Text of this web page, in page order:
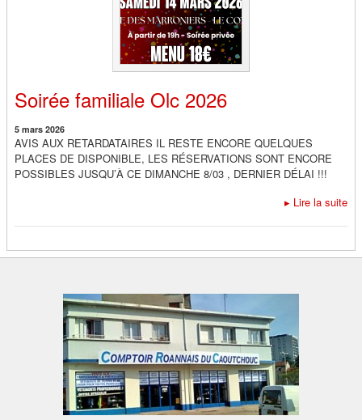
Soirée familiale Olc 2026
5 mars 2026
AVIS AUX RETARDATAIRES IL RESTE ENCORE QUELQUES
PLACES DE DISPONIBLE, LES RÉSERVATIONS SONT ENCORE
POSSIBLES JUSQU’À CE DIMANCHE 8/03 , DERNIER DÉLAI !!!
▸ Lire la suite